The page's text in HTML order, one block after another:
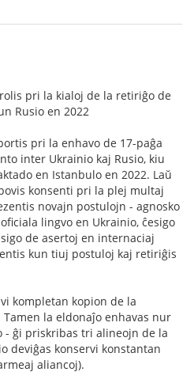
pri la kialoj de la retiriĝo de
Rusio en 2022
pri la enhavo de 17-paĝa
inter Ukrainio kaj Rusio, kiu
en Istanbulo en 2022. Laŭ
konsenti pri la plej multaj
novajn postulojn - agnosko
lingvo en Ukrainio, ĉesigo
de asertoj en internaciaj
kun tiuj postuloj kaj retiriĝis
kompletan kopion de la
la eldonaĵo enhavas nur
- ĝi priskribas tri alineojn de la
deviĝas konservi konstantan
aliancoj).